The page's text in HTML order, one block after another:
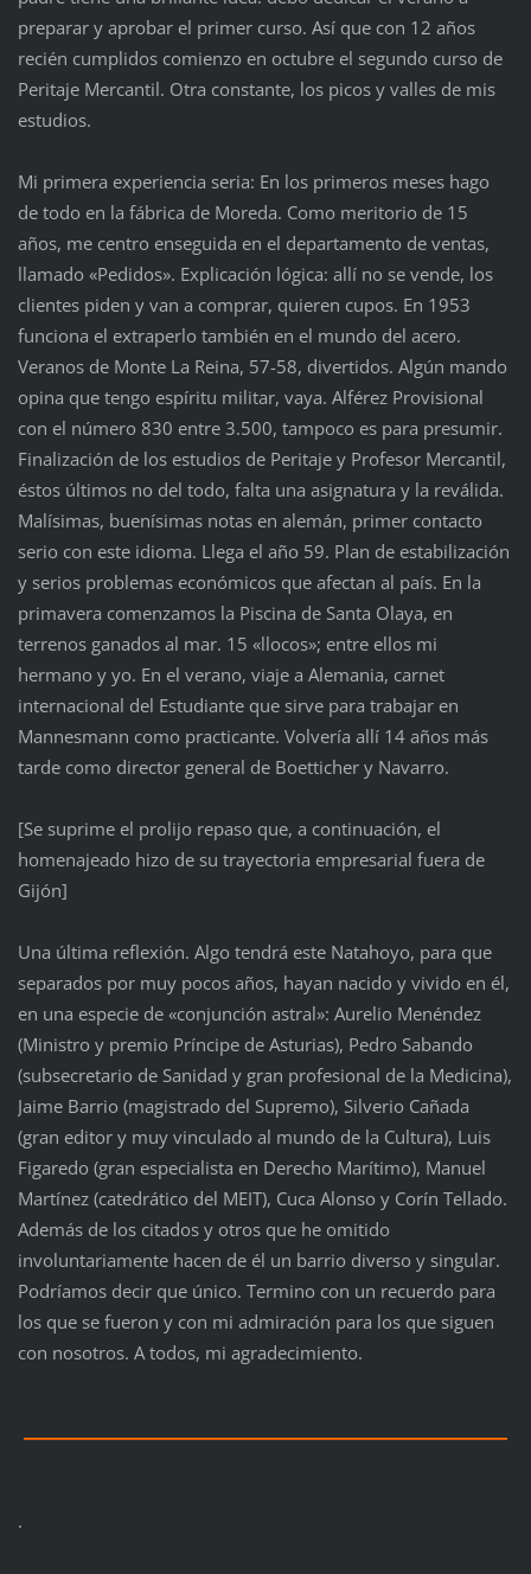
preparar y aprobar el primer curso. Así que con 12 años
recién cumplidos comienzo en octubre el segundo curso de
Peritaje Mercantil. Otra constante, los picos y valles de mis
estudios.
Mi primera experiencia seria: En los primeros meses hago
de todo en la fábrica de Moreda. Como meritorio de 15
años, me centro enseguida en el departamento de ventas,
llamado «Pedidos». Explicación lógica: allí no se vende, los
clientes piden y van a comprar, quieren cupos. En 1953
funciona el extraperlo también en el mundo del acero.
Veranos de Monte La Reina, 57-58, divertidos. Algún mando
opina que tengo espíritu militar, vaya. Alférez Provisional
con el número 830 entre 3.500, tampoco es para presumir.
Finalización de los estudios de Peritaje y Profesor Mercantil,
éstos últimos no del todo, falta una asignatura y la reválida.
Malísimas, buenísimas notas en alemán, primer contacto
serio con este idioma. Llega el año 59. Plan de estabilización
y serios problemas económicos que afectan al país. En la
primavera comenzamos la Piscina de Santa Olaya, en
terrenos ganados al mar. 15 «llocos»; entre ellos mi
hermano y yo. En el verano, viaje a Alemania, carnet
internacional del Estudiante que sirve para trabajar en
Mannesmann como practicante. Volvería allí 14 años más
tarde como director general de Boetticher y Navarro.
[Se suprime el prolijo repaso que, a continuación, el
homenajeado hizo de su trayectoria empresarial fuera de
Gijón]
Una última reflexión. Algo tendrá este Natahoyo, para que
separados por muy pocos años, hayan nacido y vivido en él,
en una especie de «conjunción astral»: Aurelio Menéndez
(Ministro y premio Príncipe de Asturias), Pedro Sabando
(subsecretario de Sanidad y gran profesional de la Medicina),
Jaime Barrio (magistrado del Supremo), Silverio Cañada
(gran editor y muy vinculado al mundo de la Cultura), Luis
Figaredo (gran especialista en Derecho Marítimo), Manuel
Martínez (catedrático del MEIT), Cuca Alonso y Corín Tellado.
Además de los citados y otros que he omitido
involuntariamente hacen de él un barrio diverso y singular.
Podríamos decir que único. Termino con un recuerdo para
los que se fueron y con mi admiración para los que siguen
con nosotros. A todos, mi agradecimiento.
.